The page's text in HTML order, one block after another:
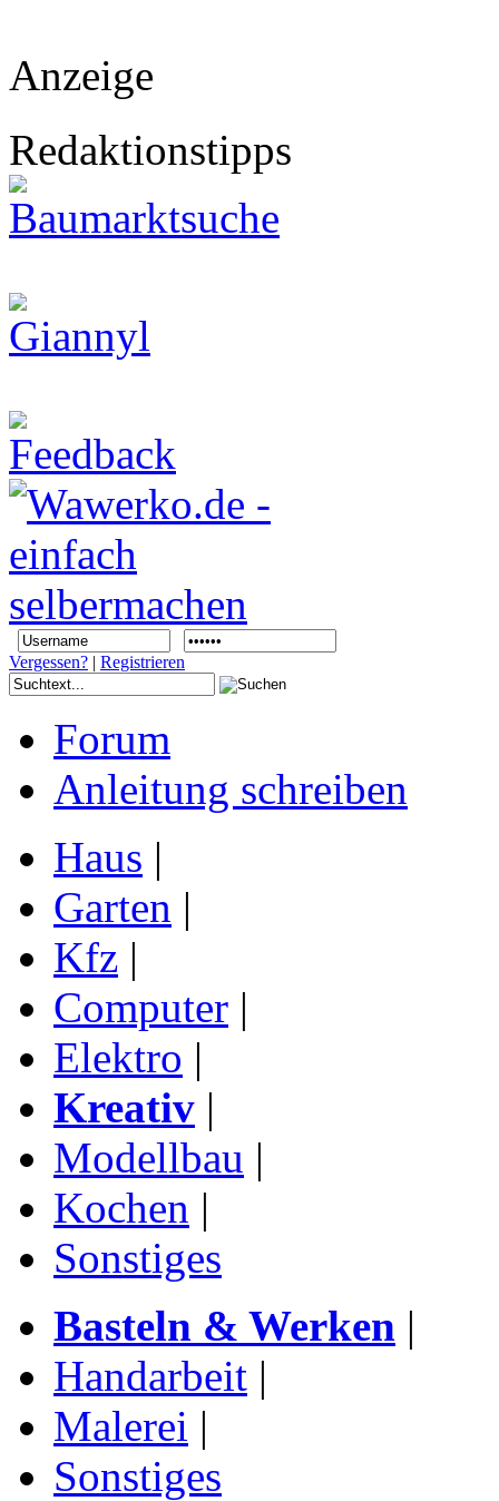
Anzeige
Redaktionstipps
Vergessen? | Registrieren
Forum
Anleitung schreiben
Haus |
Garten |
Kfz |
Computer |
Elektro |
Kreativ |
Modellbau |
Kochen |
Sonstiges
Basteln & Werken |
Handarbeit |
Malerei |
Sonstiges